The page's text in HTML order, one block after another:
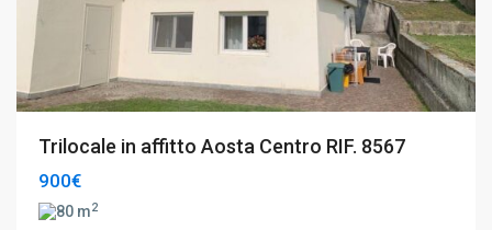
Trilocale in affitto Aosta Centro RIF. 8567
900€
80 m2